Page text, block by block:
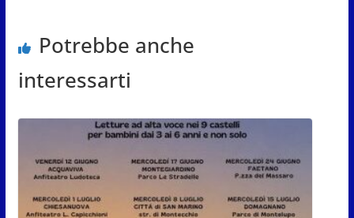
Potrebbe anche
interessarti